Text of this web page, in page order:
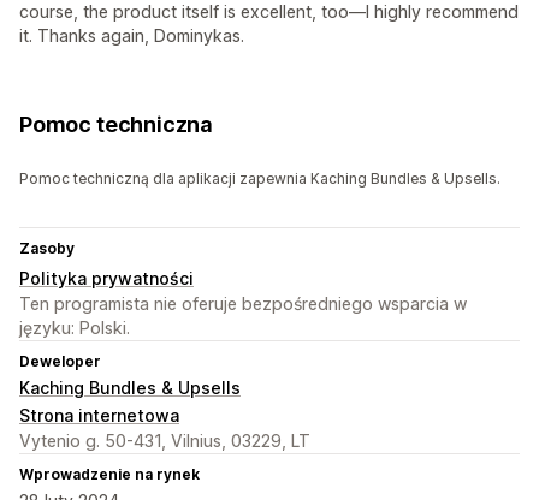
course, the product itself is excellent, too—I highly recommend
it. Thanks again, Dominykas.
Pomoc techniczna
Pomoc techniczną dla aplikacji zapewnia Kaching Bundles & Upsells.
Zasoby
Polityka prywatności
Ten programista nie oferuje bezpośredniego wsparcia w
języku: Polski.
Deweloper
Kaching Bundles & Upsells
Strona internetowa
Vytenio g. 50-431, Vilnius, 03229, LT
Wprowadzenie na rynek